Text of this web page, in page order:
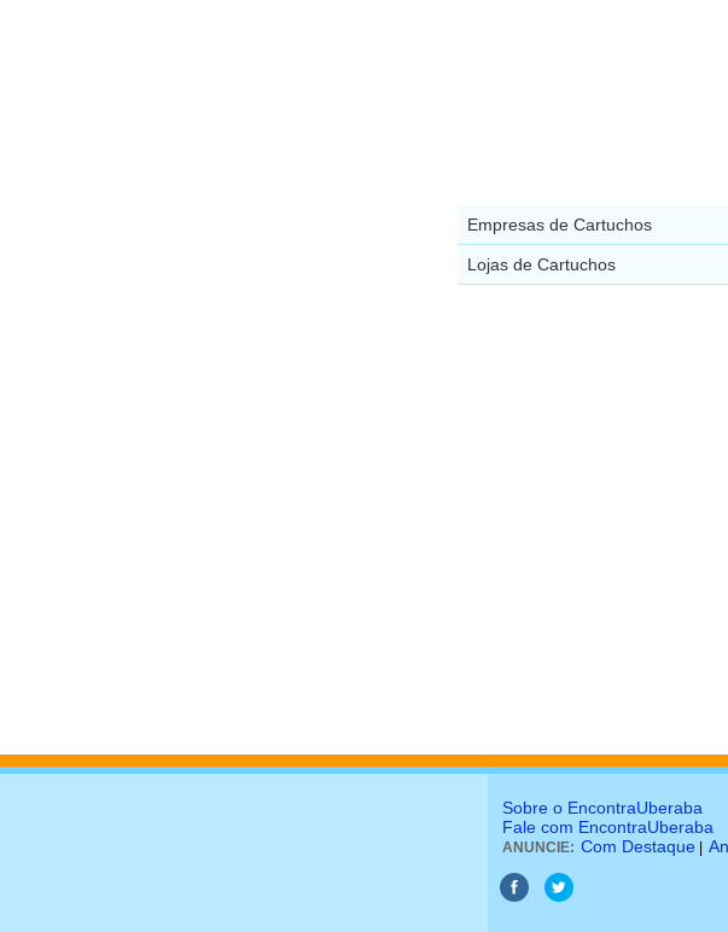
Empresas de Cartuchos
Lojas de Cartuchos
Sobre o EncontraUberaba
Fale com EncontraUberaba
ANUNCIE: Com Destaque